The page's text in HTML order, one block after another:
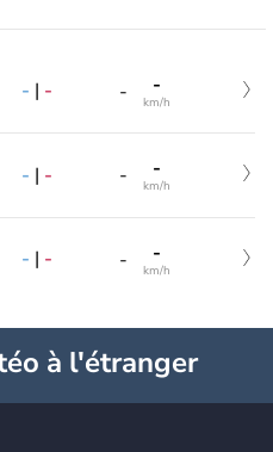
- | - - -
km/h
- | - - -
km/h
- | - - -
km/h
à l'étranger